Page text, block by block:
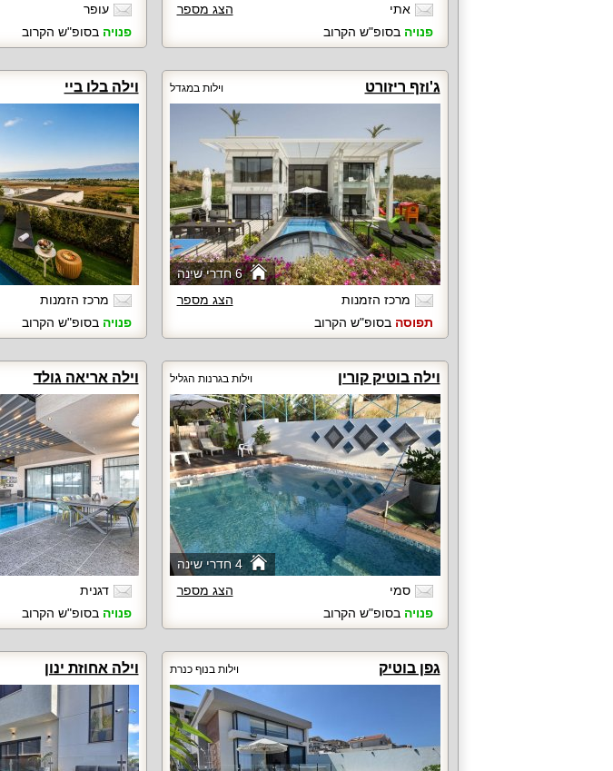
אתי
הצג מספר
פנויה בסופ"ש הקרוב
עופר
פנויה בסופ"ש הקרוב
ג'וזף ריזורט וילות במגדל
6 חדרי שינה
מרכז הזמנות
הצג מספר
תפוסה בסופ"ש הקרוב
וילה בלו ביי
מרכז הזמנות
פנויה בסופ"ש הקרוב
וילה בוטיק קורין וילות בגרנות הגליל
4 חדרי שינה
סמי
הצג מספר
פנויה בסופ"ש הקרוב
וילה אריאה גולד
דגנית
פנויה בסופ"ש הקרוב
גפן בוטיק וילות בנוף כנרת וילה אחוזת ינון